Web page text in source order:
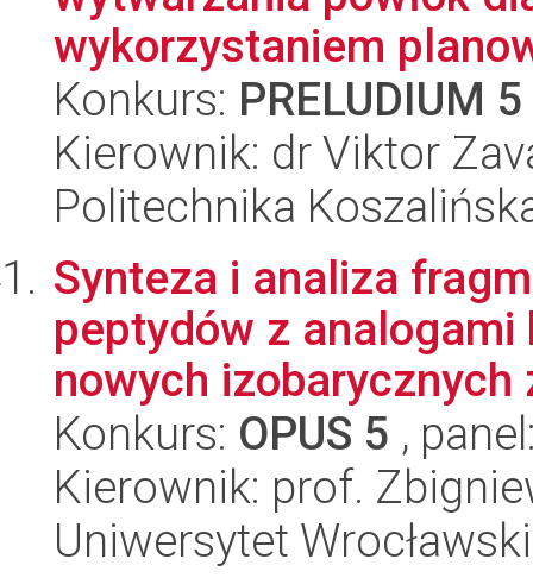
wykorzystaniem
Konkurs: PRELUDIUM 5
Kierownik: dr Viktor
Politechnika
Synteza i analiza
peptydów z
nowych izobarycznych
Konkurs: OPUS 5 ,
Kierownik: prof.
Uniwersytet